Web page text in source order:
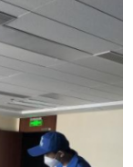
气治理圆满
治理工作，